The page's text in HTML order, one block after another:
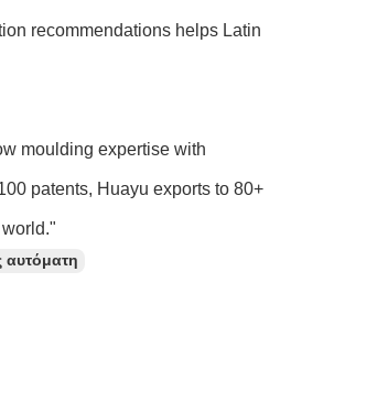
recommendations helps Latin
moulding expertise with
patents, Huayu exports to 80+
αυτόματη